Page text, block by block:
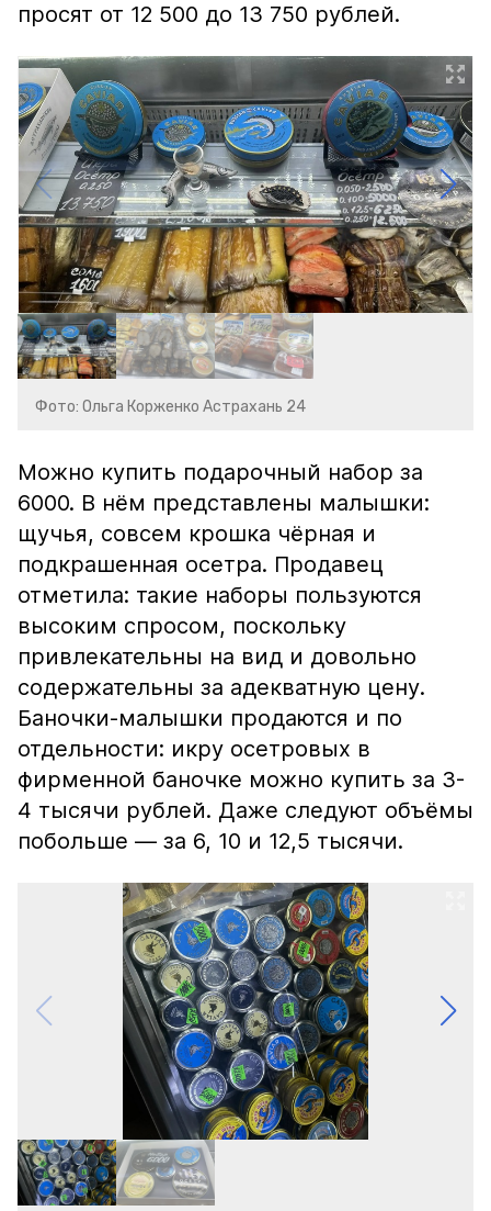
просят от 12 500 до 13 750 рублей.
Фото: Ольга Корженко Астрахань 24
Можно купить подарочный набор за
6000. В нём представлены малышки:
щучья, совсем крошка чёрная и
подкрашенная осетра. Продавец
отметила: такие наборы пользуются
высоким спросом, поскольку
привлекательны на вид и довольно
содержательны за адекватную цену.
Баночки-малышки продаются и по
отдельности: икру осетровых в
фирменной баночке можно купить за 3-
4 тысячи рублей. Даже следуют объёмы
побольше — за 6, 10 и 12,5 тысячи.